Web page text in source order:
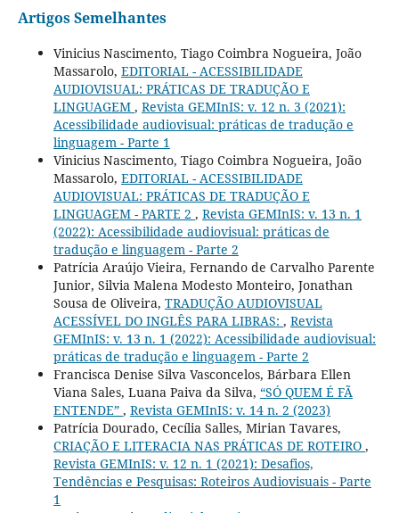
Artigos Semelhantes
Vinicius Nascimento, Tiago Coimbra Nogueira, João
Massarolo, EDITORIAL - ACESSIBILIDADE
AUDIOVISUAL: PRÁTICAS DE TRADUÇÃO E
LINGUAGEM , Revista GEMInIS: v. 12 n. 3 (2021):
Acessibilidade audiovisual: práticas de tradução e
linguagem - Parte 1
Vinicius Nascimento, Tiago Coimbra Nogueira, João
Massarolo, EDITORIAL - ACESSIBILIDADE
AUDIOVISUAL: PRÁTICAS DE TRADUÇÃO E
LINGUAGEM - PARTE 2 , Revista GEMInIS: v. 13 n. 1
(2022): Acessibilidade audiovisual: práticas de
tradução e linguagem - Parte 2
Patrícia Araújo Vieira, Fernando de Carvalho Parente
Junior, Silvia Malena Modesto Monteiro, Jonathan
Sousa de Oliveira, TRADUÇÃO AUDIOVISUAL
ACESSÍVEL DO INGLÊS PARA LIBRAS: , Revista
GEMInIS: v. 13 n. 1 (2022): Acessibilidade audiovisual:
práticas de tradução e linguagem - Parte 2
Francisca Denise Silva Vasconcelos, Bárbara Ellen
Viana Sales, Luana Paiva da Silva, “SÓ QUEM É FÃ
ENTENDE” , Revista GEMInIS: v. 14 n. 2 (2023)
Patrícia Dourado, Cecília Salles, Mirian Tavares,
CRIAÇÃO E LITERACIA NAS PRÁTICAS DE ROTEIRO ,
Revista GEMInIS: v. 12 n. 1 (2021): Desafios,
Tendências e Pesquisas: Roteiros Audiovisuais - Parte
1